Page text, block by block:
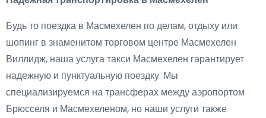
Будь то поездка в Масмехелен по делам, отдыху или
шопинг в знаменитом торговом центре Масмехелен
Виллидж, наша услуга такси Масмехелен гарантирует
надежную и пунктуальную поездку. Мы
специализируемся на трансферах между аэропортом
Брюсселя и Масмехеленом, но наши услуги также